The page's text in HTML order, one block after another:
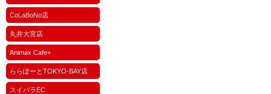
CoLaBoNo店
丸井大宮店
Animax Cafe+
ららぽーとTOKYO-BAY店
スイパラEC